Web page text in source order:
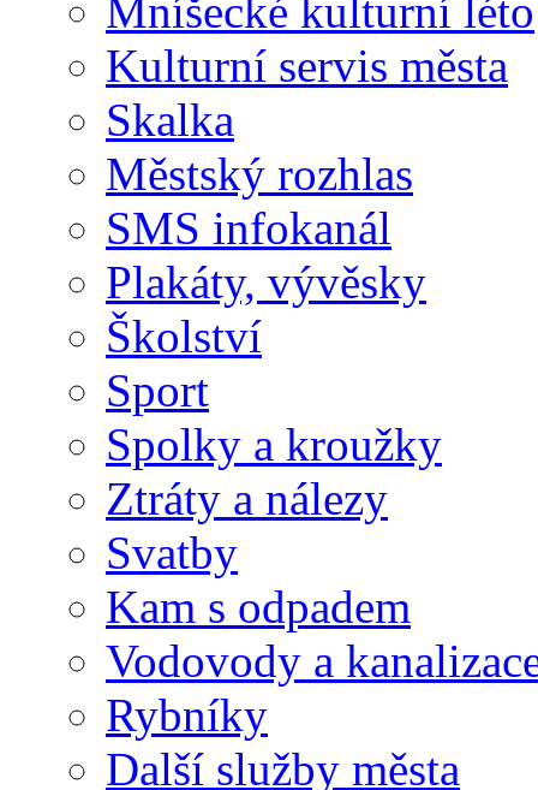
Mníšecké kulturní léto
Kulturní servis města
Skalka
Městský rozhlas
SMS infokanál
Plakáty, vývěsky
Školství
Sport
Spolky a kroužky
Ztráty a nálezy
Svatby
Kam s odpadem
Vodovody a
Rybníky
Další služby města